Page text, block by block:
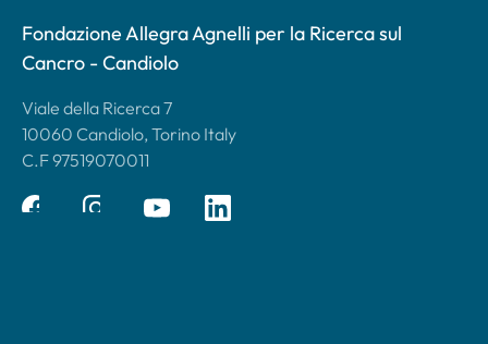
Fondazione Allegra Agnelli per la Ricerca sul
Cancro - Candiolo
Viale della Ricerca 7
10060 Candiolo, Torino Italy
C.F 97519070011